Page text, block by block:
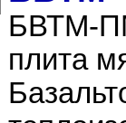
БВТМ-
плита